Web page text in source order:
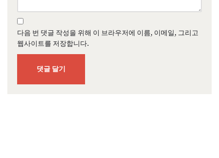
다음 번 댓글 작성을 위해 이 브라우저에 이름, 이메일, 그리고
웹사이트를 저장합니다.